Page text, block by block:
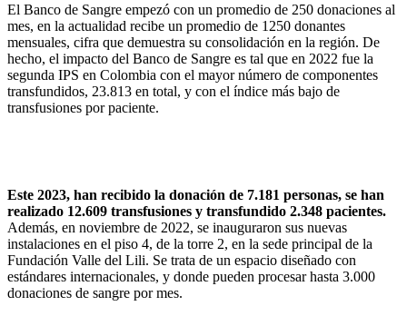
El Banco de Sangre empezó con un promedio de 250 donaciones al
mes, en la actualidad recibe un promedio de 1250 donantes
mensuales, cifra que demuestra su consolidación en la región. De
hecho, el impacto del Banco de Sangre es tal que en 2022 fue la
segunda IPS en Colombia con el mayor número de componentes
transfundidos, 23.813 en total, y con el índice más bajo de
transfusiones por paciente.
Este 2023, han recibido la donación de 7.181 personas, se han
realizado 12.609 transfusiones y transfundido 2.348 pacientes.
Además, en noviembre de 2022, se inauguraron sus nuevas
instalaciones en el piso 4, de la torre 2, en la sede principal de la
Fundación Valle del Lili. Se trata de un espacio diseñado con
estándares internacionales, y donde pueden procesar hasta 3.000
donaciones de sangre por mes.